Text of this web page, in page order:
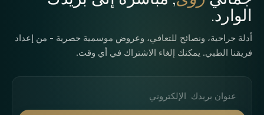
الوارد.
أدلة جراحية، ونصائح للتعافي، وعروض موسمية حصرية - من إعداد
فريقنا الطبي. يمكنك إلغاء الاشتراك في أي وقت.